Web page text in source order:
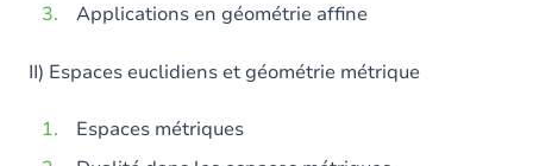
Applications en géométrie affine
II) Espaces euclidiens et géométrie métrique
Espaces métriques